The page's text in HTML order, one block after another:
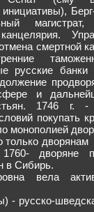
инициативы),
магистрат,
смертной
русские банки
и
1746 г.
покупать
монополией
только
дворяне
в Сибирь.
вела
- русско-